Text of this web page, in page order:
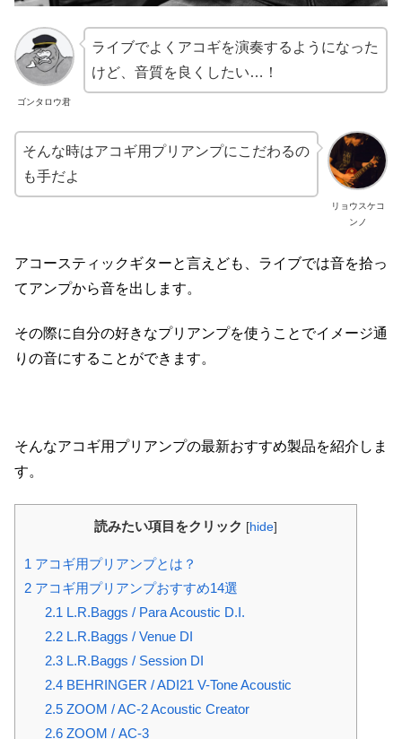
ゴンタロウ君
ライブでよくアコギを演奏するようになった
けど、音質を良くしたい…！
リョウスケコ
ンノ
そんな時はアコギ用プリアンプにこだわるの
も手だよ
アコースティックギターと言えども、ライブでは音を拾っ
てアンプから音を出します。
その際に自分の好きなプリアンプを使うことでイメージ通
りの音にすることができます。
そんなアコギ用プリアンプの最新おすすめ製品を紹介しま
す。
読みたい項目をクリック [hide]
1 アコギ用プリアンプとは？
2 アコギ用プリアンプおすすめ14選
2.1L.R.Baggs / Para Acoustic D.I.
2.2L.R.Baggs / Venue DI
2.3L.R.Baggs / Session DI
2.4BEHRINGER / ADI21 V-Tone Acoustic
2.5ZOOM / AC-2 Acoustic Creator
2.6ZOOM / AC-3